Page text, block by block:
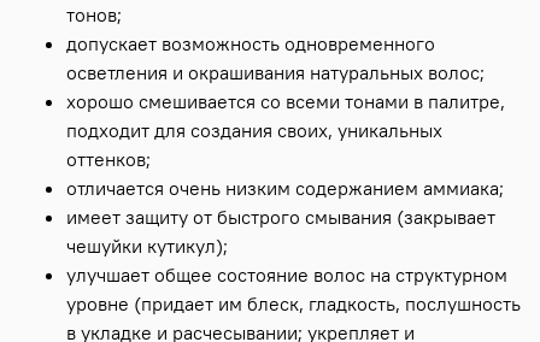
тонов;
допускает возможность одновременного
осветления и окрашивания натуральных волос;
хорошо смешивается со всеми тонами в палитре,
подходит для создания своих, уникальных
оттенков;
отличается очень низким содержанием аммиака;
имеет защиту от быстрого смывания (закрывает
чешуйки кутикул);
улучшает общее состояние волос на структурном
уровне (придает им блеск, гладкость, послушность
в укладке и расчесывании; укрепляет и